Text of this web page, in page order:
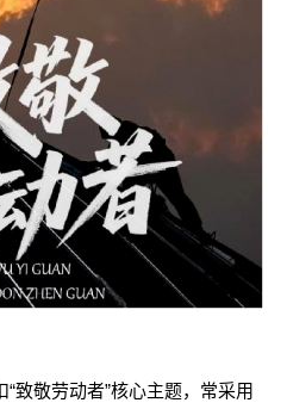
致敬劳动者”核心主题，常采用